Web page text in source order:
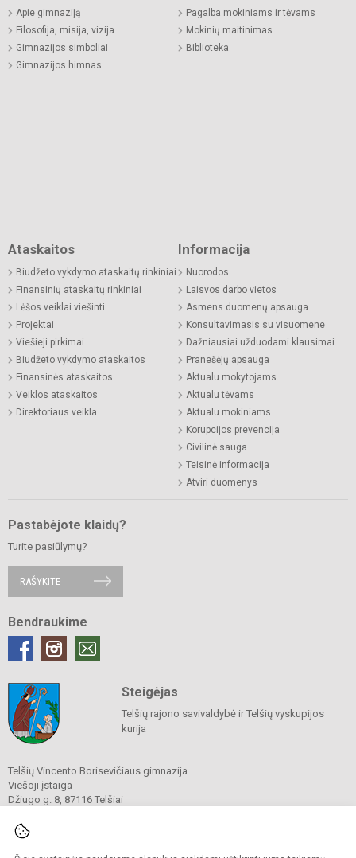
Apie gimnaziją
Filosofija, misija, vizija
Gimnazijos simboliai
Gimnazijos himnas
Pagalba mokiniams ir tėvams
Mokinių maitinimas
Biblioteka
Ataskaitos
Biudžeto vykdymo ataskaitų rinkiniai
Finansinių ataskaitų rinkiniai
Lėšos veiklai viešinti
Projektai
Viešieji pirkimai
Biudžeto vykdymo ataskaitos
Finansinės ataskaitos
Veiklos ataskaitos
Direktoriaus veikla
Informacija
Nuorodos
Laisvos darbo vietos
Asmens duomenų apsauga
Konsultavimasis su visuomene
Dažniausiai užduodami klausimai
Pranešėjų apsauga
Aktualu mokytojams
Aktualu tėvams
Aktualu mokiniams
Korupcijos prevencija
Civilinė sauga
Teisinė informacija
Atviri duomenys
Pastabėjote klaidų?
Turite pasiūlymų?
RAŠYKITE
Bendraukime
Steigėjas
Telšių rajono savivaldybė ir Telšių vyskupijos
kurija
Telšių Vincento Borisevičiaus gimnazija
Viešoji įstaiga
Džiugo g. 8, 87116 Telšiai
El. p.
Duomenys kaupiami ir saugomi